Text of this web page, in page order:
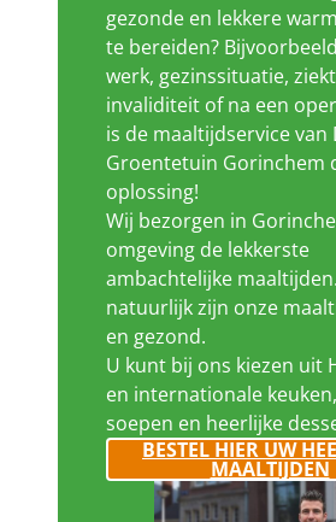
gezonde en lekkere
te bereiden?
werk, gezinssituatie,
invaliditeit of na een
is de maaltijdservice van
Groentetuin Gorinchem
oplossing!
Wij bezorgen in
omgeving de lekkerste
ambachtelijke
natuurlijk zijn onze
en gezond.
U kunt bij ons kiezen uit
en internationale
soepen en heerlijke
BESTEL HIER UW
MAALTIJDEN